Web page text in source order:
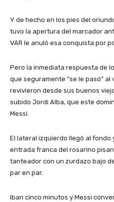
Y de hecho en los pies del
tuvo la apertura del marcador
VAR le anuló esa conquista por
Pero la inmediata respuesta de
que seguramente “se le pasó”
revivieron desde sus buenos
subido Jordi Alba, que este
Messi.
El lateral izquierdo llegó al fondo
entrada franca del rosarino
tanteador con un zurdazo bajo
par en par.
Iban cinco minutos y Messi